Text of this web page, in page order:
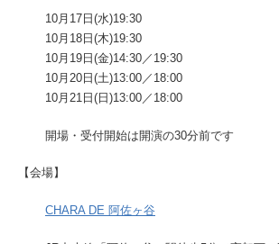
10月17日(水)19:30
10月18日(木)19:30
10月19日(金)14:30／19:30
10月20日(土)13:00／18:00
10月21日(日)13:00／18:00
開場・受付開始は開演の30分前です
【会場】
CHARA DE 阿佐ヶ谷